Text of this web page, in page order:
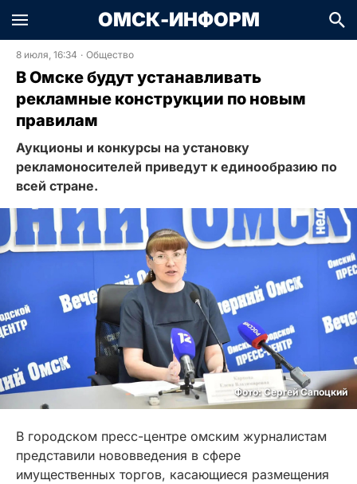
ОМСК-ИНФОРМ
8 июля, 16:34 · Общество
В Омске будут устанавливать
рекламные конструкции по новым
правилам
Аукционы и конкурсы на установку
рекламоносителей приведут к единообразию по
всей стране.
Фото: Сергей Сапоцкий
В городском пресс-центре омским журналистам
представили нововведения в сфере
имущественных торгов, касающиеся размещения